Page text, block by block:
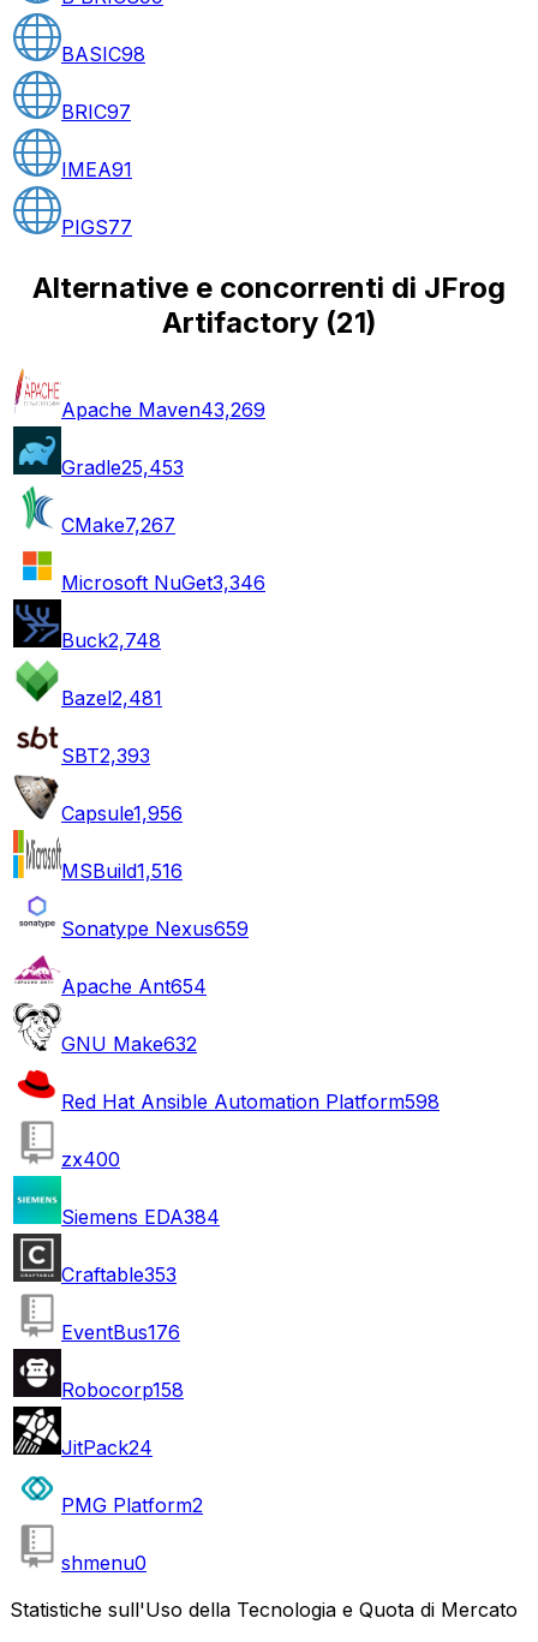
BASIC98
BRIC97
IMEA91
PIGS77
Alternative e concorrenti di JFrog
Artifactory(21)
Apache Maven43,269
Gradle25,453
CMake7,267
Microsoft NuGet3,346
Buck2,748
Bazel2,481
SBT2,393
Capsule1,956
MSBuild1,516
Sonatype Nexus659
Apache Ant654
GNU Make632
Red Hat Ansible Automation Platform598
zx400
Siemens EDA384
Craftable353
EventBus176
Robocorp158
JitPack24
PMG Platform2
shmenu0
Statistiche sull'Uso della Tecnologia e Quota di Mercato